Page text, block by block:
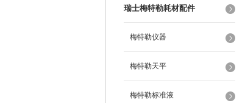
瑞士梅特勒耗材配件
梅特勒仪器
梅特勒天平
梅特勒标准液